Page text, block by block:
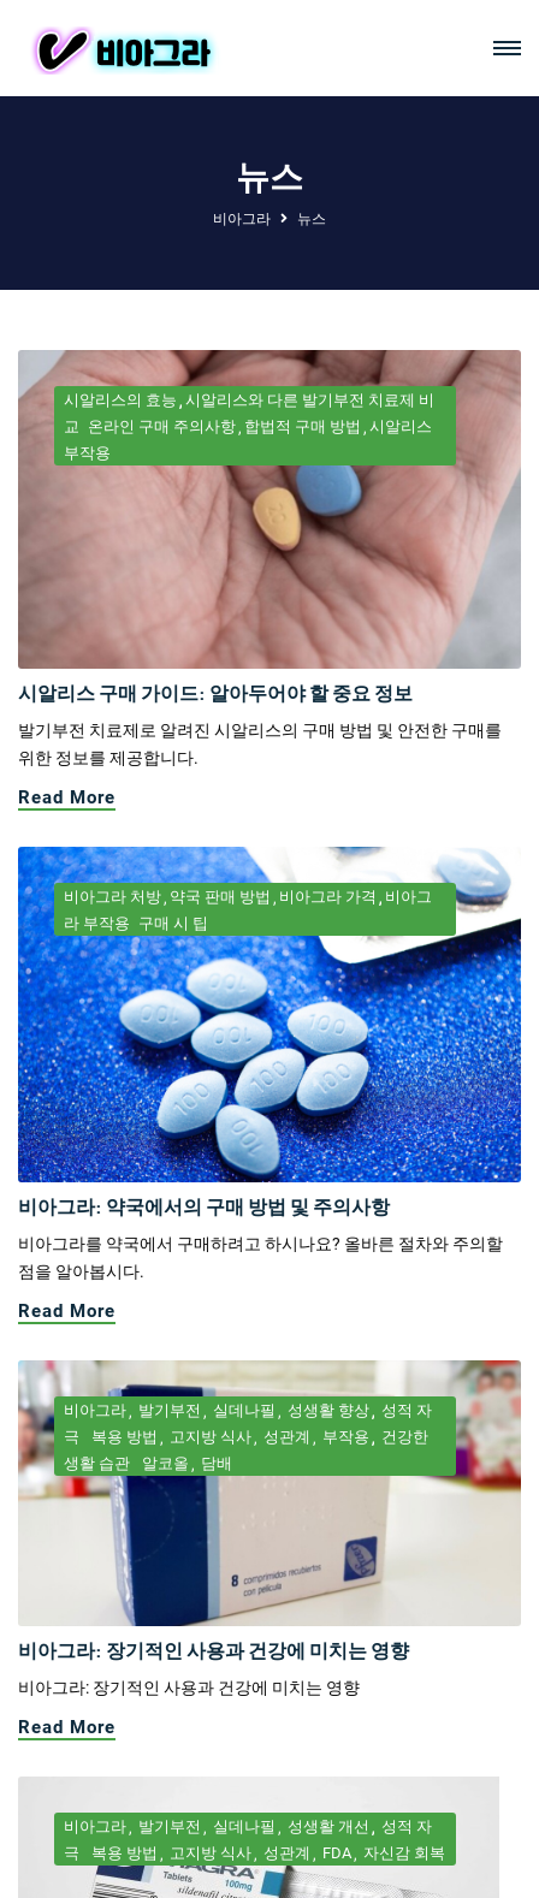
뉴스
비아그라 뉴스
시알리스의 효능 시알리스와 다른 발기부전 치료제 비
교 온라인 구매 주의사항 합법적 구매 방법 시알리스
부작용
시알리스 구매 가이드: 알아두어야 할 중요 정보
발기부전 치료제로 알려진 시알리스의 구매 방법 및 안전한 구매를
위한 정보를 제공합니다.
Read More
비아그라 처방 약국 판매 방법 비아그라 가격
비아그
라 부작용 구매 시 팁
비아그라: 약국에서의 구매 방법 및 주의사항
비아그라를 약국에서 구매하려고 하시나요? 올바른 절차와 주의할
점을 알아봅시다.
Read More
비아그라 발기부전 실데나필 성생활 향상
성적 자
극
복용 방법 고지방 식사 성관계 부작용
건강한
생활 습관
알코올 담배
비아그라: 장기적인 사용과 건강에 미치는 영향
비아그라: 장기적인 사용과 건강에 미치는 영향
Read More
비아그라 발기부전 실데나필 성생활 개선
성적 자
극
복용 방법 고지방 식사 성관계 FDA 자신감 회복